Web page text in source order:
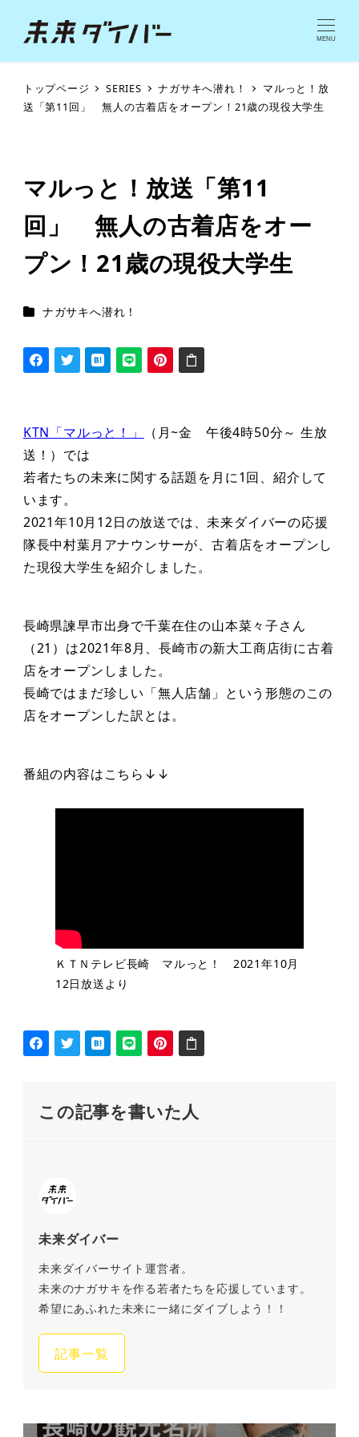
MENU
トップページ SERIES ナガサキへ潜れ！
マルっと！放
送「第11回」 無人の古着店をオープン！21歳の現役大学生
マルっと！放送「第11
回」 無人の古着店をオー
プン！21歳の現役大学生
シリーズカテゴリー
ナガサキへ潜れ！
KTN「マルっと！」
（月~金 午後4時50分～ 生放
送！）では
若者たちの未来に関する話題を月に1回、紹介して
います。
2021年10月12日の放送では、未来ダイバーの応援
隊長中村葉月アナウンサーが、古着店をオープンし
た現役大学生を紹介しました。
長崎県諫早市出身で千葉在住の山本菜々子さん
（21）は2021年8月、長崎市の新大工商店街に古着
店をオープンしました。
長崎ではまだ珍しい「無人店舗」という形態のこの
店をオープンした訳とは。
番組の内容はこちら↓↓
ＫＴＮテレビ長崎 マルっと！ 2021年10月
12日放送より
この記事を書いた人
未来ダイバー
未来ダイバーサイト運営者。
未来のナガサキを作る若者たちを応援しています。
希望にあふれた未来に一緒にダイブしよう！！
記事一覧